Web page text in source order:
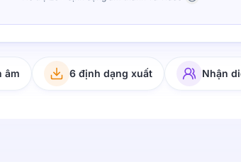
âm 6 định dạng xuất Nhận